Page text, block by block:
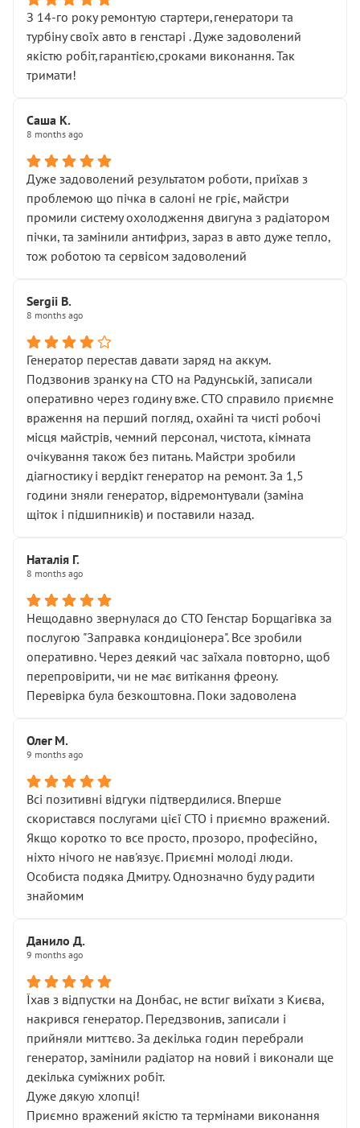
З 14-го року ремонтую стартери,генератори та
турбіну своїх авто в генстарі . Дуже задоволений
якістю робіт,гарантією,сроками виконання. Так
тримати!
Саша К.
8 months ago
Дуже задоволений результатом роботи, приїхав з
проблемою що пічка в салоні не гріє, майстри
промили систему охолодження двигуна з радіатором
пічки, та замінили антифриз, зараз в авто дуже тепло,
тож роботою та сервісом задоволений
Sergii B.
8 months ago
Генератор перестав давати заряд на аккум.
Подзвонив зранку на СТО на Радунській, записали
оперативно через годину вже. СТО справило приємне
враження на перший погляд, охайні та чисті робочі
місця майстрів, чемний персонал, чистота, кімната
очікування також без питань. Майстри зробили
діагностику і вердікт генератор на ремонт. За 1,5
години зняли генератор, відремонтували (заміна
щіток і підшипників) и поставили назад.
Наталія Г.
8 months ago
Нещодавно звернулася до СТО Генстар Борщагівка за
послугою "Заправка кондиціонера". Все зробили
оперативно. Через деякий час заїхала повторно, щоб
перепровірити, чи не має витікання фреону.
Перевірка була безкоштовна. Поки задоволена
Олег М.
9 months ago
Всі позитивні відгуки підтвердилися. Вперше
скористався послугами цієї СТО і приємно вражений.
Якщо коротко то все просто, прозоро, професійно,
ніхто нічого не нав'язує. Приємні молоді люди.
Особиста подяка Дмитру. Однозначно буду радити
знайомим
Данило Д.
9 months ago
Їхав з відпустки на Донбас, не встиг виїхати з Києва,
накрився генератор. Передзвонив, записали і
прийняли миттєво. За декілька годин перебрали
генератор, замінили радіатор на новий і виконали ще
декілька суміжних робіт.
Дуже дякую хлопці!
Приємно вражений якістю та термінами виконання